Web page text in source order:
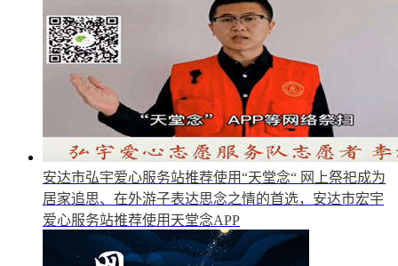
安达市弘宇爱心服务站推荐使用“天堂念“ 网上祭祀成为
居家追思、在外游子表达思念之情的首选，安达市宏宇
爱心服务站推荐使用天堂念APP